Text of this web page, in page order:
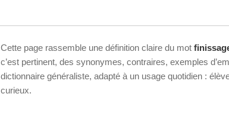
Cette page rassemble une définition claire du mot
c’est pertinent, des synonymes, contraires, exemples
dictionnaire généraliste, adapté à un usage quotidien :
curieux.